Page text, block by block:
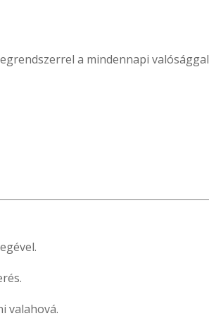
a mindennapi valósággal
valahová.